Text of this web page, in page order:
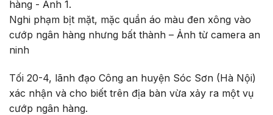
Nghi phạm bịt mặt, mặc quần áo màu đen xông vào
cướp ngân hàng nhưng bất thành – Ảnh từ camera an
ninh
Tối 20-4, lãnh đạo Công an huyện Sóc Sơn (Hà Nội)
xác nhận và cho biết trên địa bàn vừa xảy ra một vụ
cướp ngân hàng.